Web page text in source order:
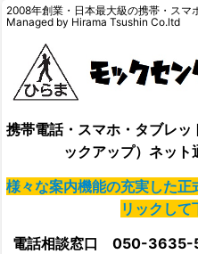
2008年創業・日本最大級の携帯・ス
Managed by Hirama Tsushin Co.ltd
携帯電話・スマホ・タブレ
ックアップ）ネット
様々な案内機能の充実した正
リックして
電話相談窓口 050-